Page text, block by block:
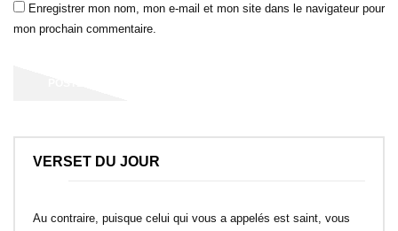
Enregistrer mon nom, mon e-mail et mon site dans le navigateur pour
mon prochain commentaire.
VERSET DU JOUR
Au contraire, puisque celui qui vous a appelés est saint, vous